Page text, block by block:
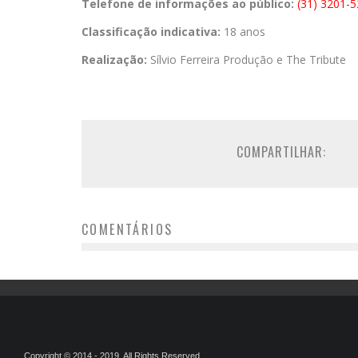
Telefone de informações ao público: (31) 3201-
Classificação indicativa: 18 anos
Realização: Sílvio Ferreira Produção e The Tribute
COMPARTILHAR:
COMENTÁRIOS
Copyright © 2014 - 2019. All Rights Reserved.